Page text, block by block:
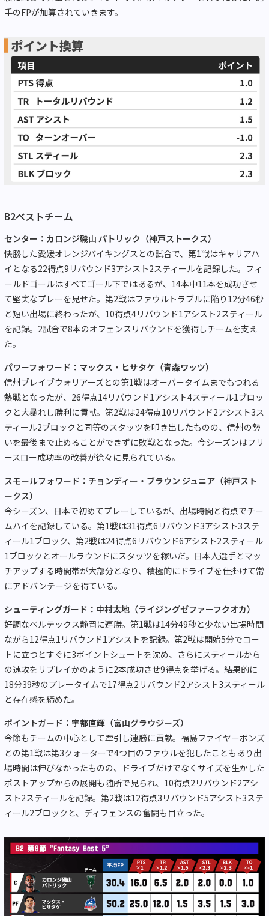
手のFPが加算されていきます。
B2ベストチーム
センター：カロンジ磯山 パトリック（神戸ストークス）
快勝した愛媛オレンジバイキングスとの試合で、第1戦はキャリアハ
イとなる22得点9リバウンド3アシスト2スティールを記録した。フィ
ールドゴールはすべてゴール下ではあるが、14本中11本を成功させ
て堅実なプレーを見せた。第2戦はファウルトラブルに陥り12分46秒
と短い出場に終わったが、10得点4リバウンド1アシスト2スティール
を記録。2試合で8本のオフェンスリバウンドを獲得しチームを支え
た。
パワーフォワード：マックス・ヒサタケ（青森ワッツ）
信州ブレイブウォリアーズとの第1戦はオーバータイムまでもつれる
熱戦となったが、26得点14リバウンド1アシスト4スティール1ブロッ
クと大暴れし勝利に貢献。第2戦は24得点10リバウンド2アシスト3ス
ティール2ブロックと同等のスタッツを叩き出したものの、信州の勢
いを最後まで止めることができずに敗戦となった。今シーズンはフリ
ースロー成功率の改善が徐々に見られている。
スモールフォワード：チョンディー・ブラウン ジュニア（神戸スト
ークス）
今シーズン、日本で初めてプレーしているが、出場時間と得点でチー
ムハイを記録している。第1戦は31得点6リバウンド3アシスト3ステ
ィール1ブロック、第2戦は24得点6リバウンド6アシスト2スティール
1ブロックとオールラウンドにスタッツを稼いだ。日本人選手とマッ
チアップする時間帯が大部分となり、積極的にドライブを仕掛けて常
にアドバンテージを得ている。
シューティングガード：中村太地（ライジングゼファーフクオカ）
好調なベルテックス静岡に連勝。第1戦は14分49秒と少ない出場時間
ながら12得点1リバウンド1アシストを記録。第2戦は開始5分でコー
トに立つとすぐに3ポイントシュートを沈め、さらにスティールから
の速攻をリプレイかのように2本成功させ9得点を挙げる。結果的に
18分39秒のプレータイムで17得点2リバウンド2アシスト3スティール
と存在感を締めた。
ポイントガード：宇都直輝（富山グラウジーズ）
今節もチームの中心として牽引し連勝に貢献。福島ファイヤーボンズ
との第1戦は第3クォーターで4つ目のファウルを犯したこともあり出
場時間は伸びなかったものの、ドライブだけでなくサイズを生かした
ポストアップからの展開も随所で見られ、10得点2リバウンド2アシ
スト2スティールを記録。第2戦は12得点3リバウンド5アシスト3ステ
ィール2ブロックと、ディフェンスの奮闘も目立った。